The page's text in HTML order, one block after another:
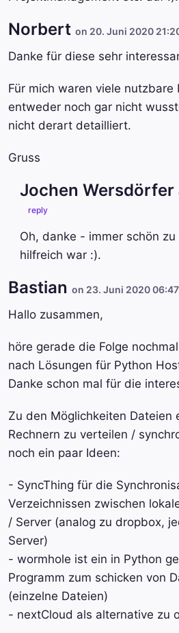
Norbert on 20. Juni 2020
Danke für diese sehr
Für mich waren viele
entweder noch gar nicht
nicht derart detailliert.
Gruss
Jochen Wersdörfer
reply
Oh, danke - immer schön
hilfreich war :).
Bastian on 23. Juni 2020 06:47
Hallo zusammen,
höre gerade die Folge
nach Lösungen für Python
Danke schon mal für die
Zu den Möglichkeiten Dateien
Rechnern zu verteilen /
noch ein paar Ideen:
- SyncThing für die
Verzeichnissen zwischen
/ Server (analog zu dropbox,
Server)
- wormhole ist ein in Python
Programm zum schicken von
(einzelne Dateien)
- nextCloud als alternative zu